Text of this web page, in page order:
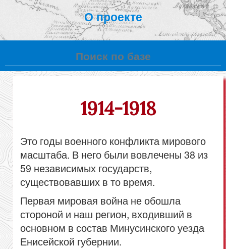
О проекте
1914-1918
Это годы военного конфликта мирового
масштаба. В него были вовлечены 38 из
59 независимых государств,
существовавших в то время.
Первая мировая война не обошла
стороной и наш регион, входивший в
основном в состав Минусинского уезда
Енисейской губернии.